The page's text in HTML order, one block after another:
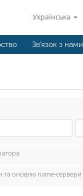
Українська
Зв'язок з нами
та оновлю name-сервери